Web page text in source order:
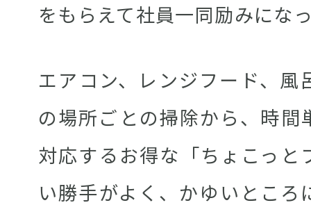
をもらえて社員一同励みにな
エアコン、レンジフード、風
の場所ごとの掃除から、時間
対応するお得な「ちょこっと
い勝手がよく、かゆいところ